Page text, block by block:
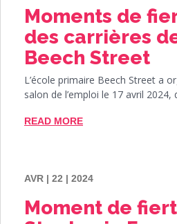
Moments de
des carrières
Beech Street
L’école primaire Beech Street a
salon de l’emploi le 17 avril 2024,
READ MORE
AVR | 22 | 2024
Moment de